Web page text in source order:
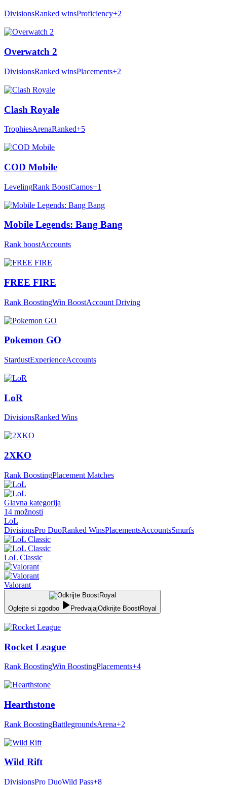
DivisionsRanked winsProficiency+2
Overwatch 2
DivisionsRanked winsPlacements+2
Clash Royale
TrophiesArenaRanked+5
COD Mobile
LevelingRank BoostCamos+1
Mobile Legends: Bang Bang
Rank boostAccounts
FREE FIRE
Rank BoostingWin BoostAccount Driving
Pokemon GO
StardustExperienceAccounts
LoR
DivisionsRanked Wins
2XKO
Rank BoostingPlacement Matches
Glavna kategorija
14 možnosti
LoL
DivisionsPro DuoRanked WinsPlacementsAccountsSmurfs
LoL Classic
Valorant
Oglejte si zgodbo PredvajajOdkrijte BoostRoyal
Rocket League
Rank BoostingWin BoostingPlacements+4
Hearthstone
Rank BoostingBattlegroundsArena+2
Wild Rift
DivisionsPro DuoWild Pass+8